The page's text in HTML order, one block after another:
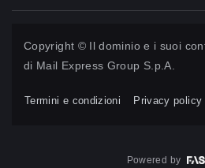
Copyright © Il dominio e i suoi
di Mail Express Group S.p.A.
Termini e condizioni Privacy policy
Powered by